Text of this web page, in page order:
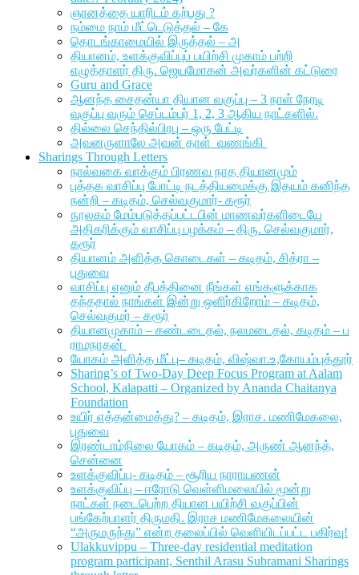
ஞானத்தை யாரிடம் கற்பது ?
நம்மை நாம் மீட்டெடுத்தல் – கே
தொடங்காமையில் இருத்தல் – அ
தியானம், உளக்குவிப்புப் பயிற்சி முகாம் பற்றி
எழுத்தாளர் திரு. ஜெயமோகன் அவர்களின் கட்டுரை
Guru and Grace
ஆனந்த சைதன்யா தியான வகுப்பு – 3 நாள் நேரடி
வகுப்பு வரும் செப்டம்பர் 1, 2, 3 ஆகிய நாட்களில்.
தில்லை செந்தில்பிரபு – ஒரு பேட்டி
அவனருளாலே அவன் தாள் வணங்கி
Sharings Through Letters
நால்வகை வாக்கும் பிரணவ நாத தியானமும்
புத்தக வாசிப்பு போட்டி நடத்தியமைக்கு இதயம் கனிந்த
நன்றி – கடிதம், செல்வகுமார்- கரூர்
நூலகம் மேம்படுத்தப்பட்டபின் மாணவர்களிடையே
அதிகரிக்கும் வாசிப்பு பழக்கம் – திரு. செல்வகுமார்,
கரூர்
தியானம் அளித்த கொடைகள் – கடிதம், சித்ரா –
புதுவை
வாசிப்பு எனும் தீபத்தினை நீங்கள் எங்களுக்காக
தந்ததால் நாங்கள் இன்று ஒளிர்கிறோம் – கடிதம்,
செல்வகுமர் – கரூர்
தியானமுகாம் – கண்டடைதல், நலமடைதல், கடிதம் – ப
ராமநாதன்
யோகம் அளித்த மீட்பு– கடிதம், விஷ்வா.உ,கோயம்புத்தூர்
Sharing’s of Two-Day Deep Focus Program at Aalam
School, Kalapatti – Organized by Ananda Chaitanya
Foundation
உயிர் எத்தன்மைத்து? – கடிதம், இராச. மணிமேகலை,
புதுவை
இரண்டாம்நிலை யோகம் – கடிதம், அருண் ஆனந்த்,
சென்னை
உளக்குவிப்பு- கடிதம் – சூரிய நாராயணன்
உளக்குவிப்பு – ஈரோடு வெள்ளிமலையில் மூன்று
நாட்கள் நடைபெற்ற தியான பயிற்சி வகுப்பின்
பங்கேற்பாளர் திருமதி. இராச மணிமேகலையின்
“அருமருந்து” என்ற தலைப்பில் வெளியிடப்பட்ட பகிர்வு!
Ulakkuvippu – Three-day residential meditation
program participant, Senthil Arasu Subramani Sharings